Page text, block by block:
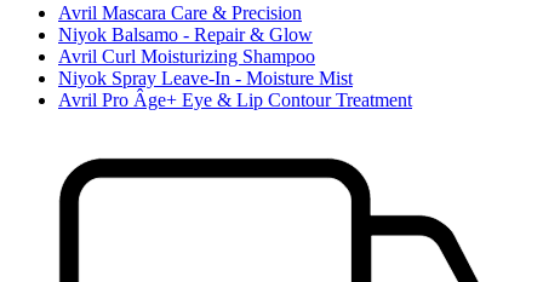
Avril Mascara Care & Precision
Niyok Balsamo - Repair & Glow
Avril Curl Moisturizing Shampoo
Niyok Spray Leave-In - Moisture Mist
Avril Pro Âge+ Eye & Lip Contour Treatment